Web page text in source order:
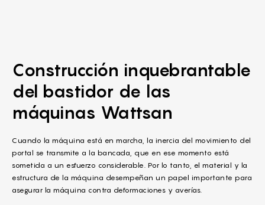
Construcción inquebrantable
del bastidor de las
máquinas Wattsan
Cuando la máquina está en marcha, la inercia del movimiento del
portal se transmite a la bancada, que en ese momento está
sometida a un esfuerzo considerable. Por lo tanto, el material y la
estructura de la máquina desempeñan un papel importante para
asegurar la máquina contra deformaciones y averías.